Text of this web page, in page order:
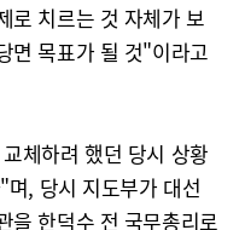
로 치르는 것 자체가 보
면 목표가 될 것"이라고
체하려 했던 당시 상황
, 당시 지도부가 대선
을 한덕수 전 국무총리로